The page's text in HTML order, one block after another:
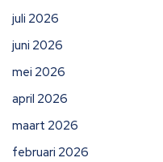
juli 2026
juni 2026
mei 2026
april 2026
maart 2026
februari 2026